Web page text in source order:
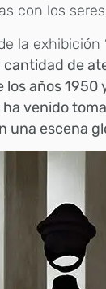
con los
la exhibición
de
los años 1950
venido
una escena